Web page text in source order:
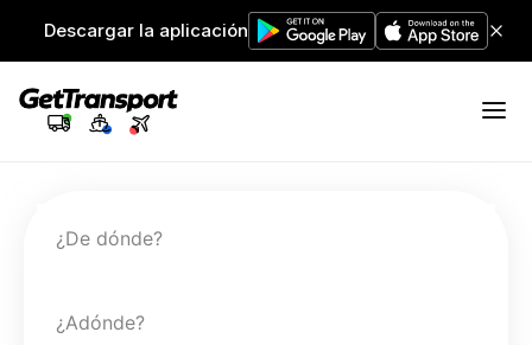
Descargar la aplicación
¿De dónde?
¿Adónde?